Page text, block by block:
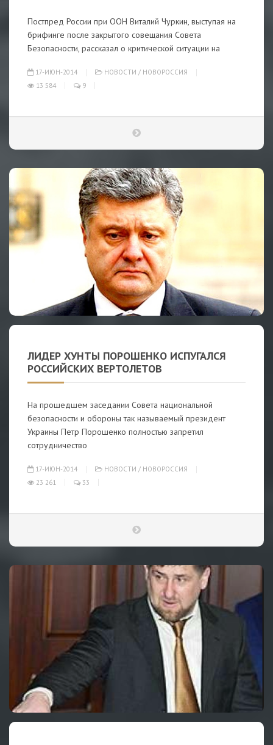
Постпред России при ООН Виталий Чуркин, выступая на
брифинге после закрытого совещания Совета
Безопасности, рассказал о критической ситуации на
17-ИЮН-2014 НОВОСТИ / НОВОРОССИЯ
13 584
9
ЛИДЕР ХУНТЫ ПОРОШЕНКО ИСПУГАЛСЯ
РОССИЙСКИХ ВЕРТОЛЕТОВ
На прошедшем заседании Совета национальной
безопасности и обороны так называемый президент
Украины Петр Порошенко полностью запретил
сотрудничество
17-ИЮН-2014 НОВОСТИ / НОВОРОССИЯ
23 261
33